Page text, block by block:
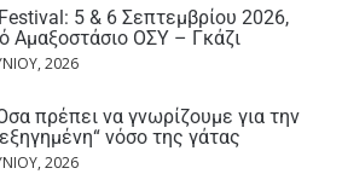
5 & 6 Σεπτεμβρίου 2026,
Αμαξοστάσιο ΟΣΥ – Γκάζι
2026
πρέπει να γνωρίζουμε για την
νόσο της γάτας
2026